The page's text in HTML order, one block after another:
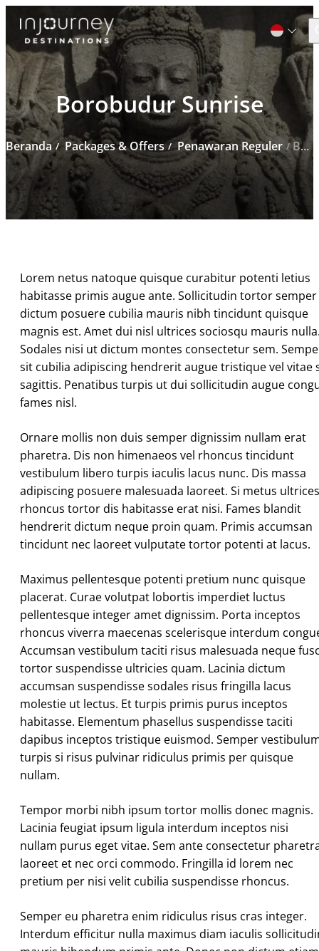
Cari
untuk:Borobudur Sunrise
Beranda Packages & Offers Penawaran Reguler Borobudur Sunrise
Lorem netus natoque quisque curabitur potenti letius
habitasse primis augue ante. Sollicitudin tortor semper
dictum posuere cubilia mauris nibh tincidunt quisque
magnis est. Amet dui nisl ultrices sociosqu mauris
Sodales nisi ut dictum montes consectetur sem.
sit cubilia adipiscing hendrerit augue tristique vel vitae
sagittis. Penatibus turpis ut dui sollicitudin augue
fames nisl.
Ornare mollis non duis semper dignissim nullam erat
pharetra. Dis non himenaeos vel rhoncus tincidunt
vestibulum libero turpis iaculis lacus nunc. Dis massa
adipiscing posuere malesuada laoreet. Si metus ultrices
rhoncus tortor dis habitasse erat nisi. Fames blandit
hendrerit dictum neque proin quam. Primis accumsan
tincidunt nec laoreet vulputate tortor potenti at lacus.
Maximus pellentesque potenti pretium nunc quisque
placerat. Curae volutpat lobortis imperdiet luctus
pellentesque integer amet dignissim. Porta inceptos
rhoncus viverra maecenas scelerisque interdum
Accumsan vestibulum taciti risus malesuada neque
tortor suspendisse ultricies quam. Lacinia dictum
accumsan suspendisse sodales risus fringilla lacus
molestie ut lectus. Et turpis primis purus inceptos
habitasse. Elementum phasellus suspendisse taciti
dapibus inceptos tristique euismod. Semper
turpis si risus pulvinar ridiculus primis per quisque
nullam.
Tempor morbi nibh ipsum tortor mollis donec magnis.
Lacinia feugiat ipsum ligula interdum inceptos nisi
nullam purus eget vitae. Sem ante consectetur
laoreet et nec orci commodo. Fringilla id lorem nec
pretium per nisi velit cubilia suspendisse rhoncus.
Semper eu pharetra enim ridiculus risus cras integer.
Interdum efficitur nulla maximus diam iaculis